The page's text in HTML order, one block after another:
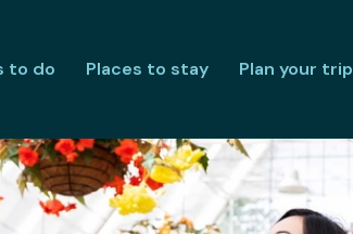
to do Places to stay Plan your trip